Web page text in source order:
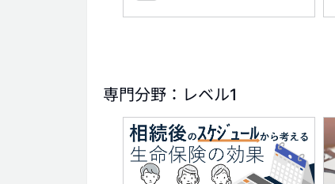
専門分野：レベル1